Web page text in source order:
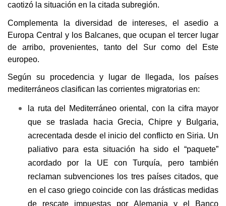
caotizó la situación en la citada subregión.
Complementa la diversidad de intereses, el asedio a
Europa Central y los Balcanes, que ocupan el tercer lugar
de arribo, provenientes, tanto del Sur como del Este
europeo.
Según su procedencia y lugar de llegada, los países
mediterráneos clasifican las corrientes migratorias en:
la ruta del Mediterráneo oriental, con la cifra mayor
que se traslada hacia Grecia, Chipre y Bulgaria,
acrecentada desde el inicio del conflicto en Siria. Un
paliativo para esta situación ha sido el “paquete”
acordado por la UE con Turquía, pero también
reclaman subvenciones los tres países citados, que
en el caso griego coincide con las drásticas medidas
de rescate impuestas por Alemania y el Banco